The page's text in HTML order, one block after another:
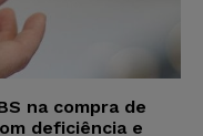
na compra de
deficiência e